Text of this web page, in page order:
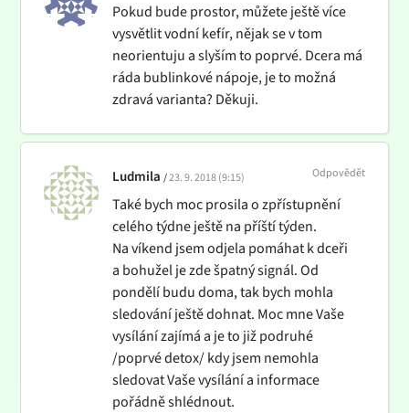
Pokud bude prostor, můžete ještě více
vysvětlit vodní kefír, nějak se v tom
neorientuju a slyším to poprvé. Dcera má
ráda bublinkové nápoje, je to možná
zdravá varianta? Děkuji.
Ludmila 23. 9. 2018 (9:15)
Také bych moc prosila o zpřístupnění
celého týdne ještě na příští týden.
Na víkend jsem odjela pomáhat k dceři
a bohužel je zde špatný signál. Od
pondělí budu doma, tak bych mohla
sledování ještě dohnat. Moc mne Vaše
vysílání zajímá a je to již podruhé
/poprvé detox/ kdy jsem nemohla
sledovat Vaše vysílání a informace
pořádně shlédnout.
Odpovědět